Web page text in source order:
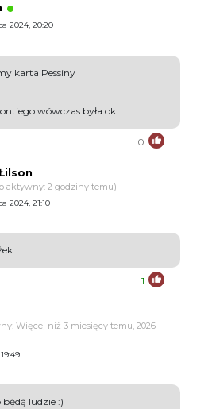
2024, 20:20
karta Pessiny
wówczas była ok
0
aktywny: 2 godziny temu)
2024, 21:10
1
Więcej niż 3 miesięcy temu, 2026-
ludzie :)